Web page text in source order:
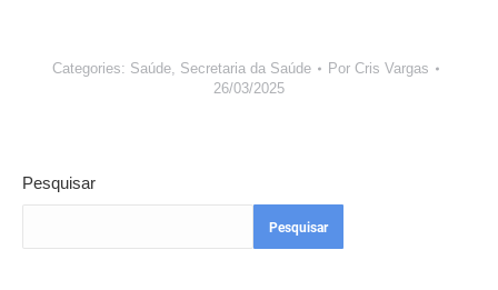
Categories: Saúde, Secretaria da Saúde Por Cris Vargas
26/03/2025
Pesquisar
Pesquisar